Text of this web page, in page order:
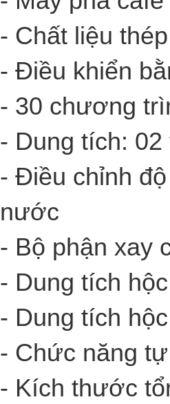
- Chất liệu
- Điều khiển
- 30 chương
- Dung tích: 02
- Điều chỉnh
nước
- Bộ phận xay
- Dung tích
- Dung tích
- Chức năng
- Kích thước